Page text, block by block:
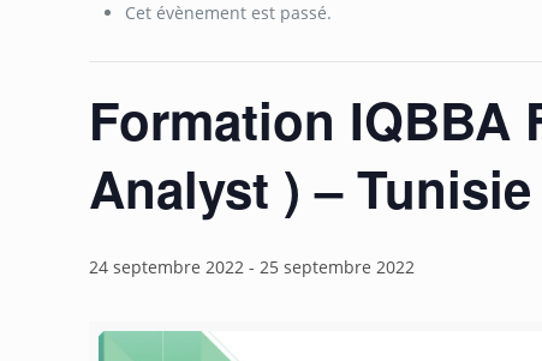
Cet évènement est passé.
Formation IQBBA
Analyst ) – Tunisie
24 septembre 2022 -25 septembre 2022